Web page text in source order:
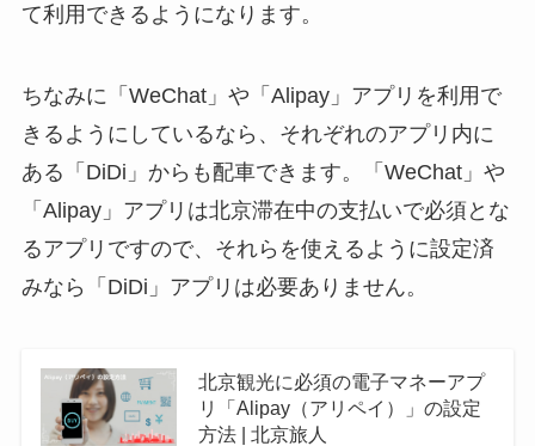
て利用できるようになります。
ちなみに「WeChat」や「Alipay」アプリを利用で
きるようにしているなら、それぞれのアプリ内に
ある「DiDi」からも配車できます。「WeChat」や
「Alipay」アプリは北京滞在中の支払いで必須とな
るアプリですので、それらを使えるように設定済
みなら「DiDi」アプリは必要ありません。
北京観光に必須の電子マネーアプ
リ「Alipay（アリペイ）」の設定
方法 | 北京旅人